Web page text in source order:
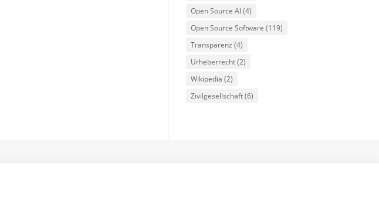
Open Source AI(4)
Open Source Software (119)
Transparenz (4)
Urheberrecht(2)
Wikipedia (2)
Zivilgesellschaft(6)